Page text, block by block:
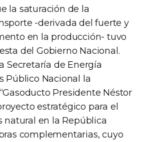
la saturación de la
-derivada del fuerte y
en la producción- tuvo
del Gobierno Nacional.
Secretaría de Energía
Público Nacional la
Presidente Néstor
estratégico para el
natural en la República
complementarias, cuyo